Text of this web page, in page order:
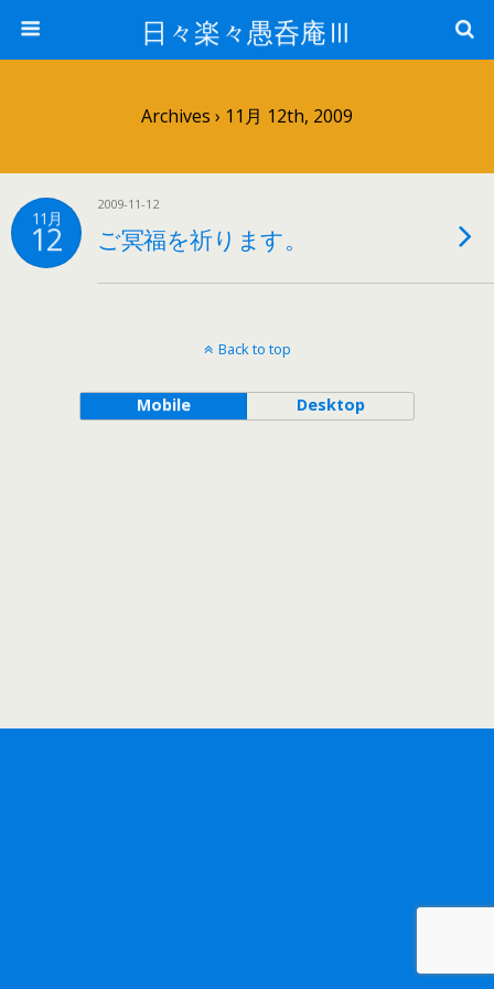
日々楽々愚呑庵Ⅲ
Archives › 11月 12th, 2009
11月
12
2009-11-12
ご冥福を祈ります。
Back to top
Mobile Desktop